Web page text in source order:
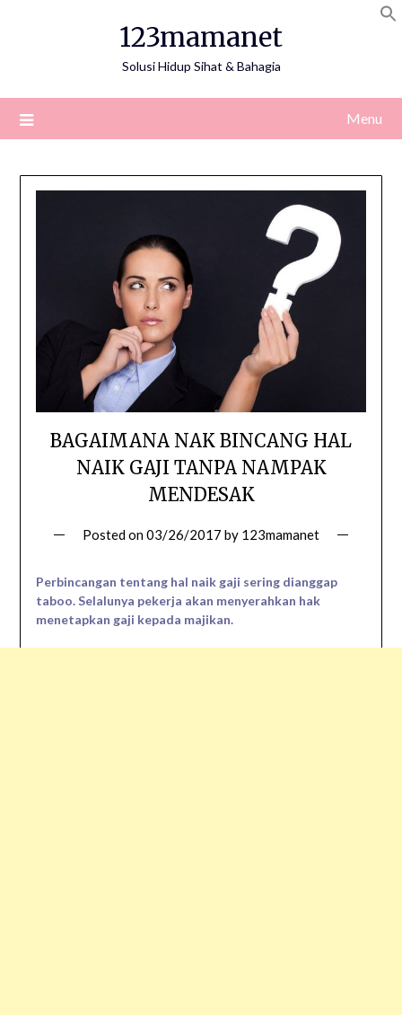
123mamanet
Solusi Hidup Sihat & Bahagia
Menu
BAGAIMANA NAK BINCANG HAL
NAIK GAJI TANPA NAMPAK
MENDESAK
Posted on03/26/2017 by 123mamanet
Perbincangan tentang hal naik gaji sering dianggap
taboo. Selalunya pekerja akan menyerahkan hak
menetapkan gaji kepada majikan.